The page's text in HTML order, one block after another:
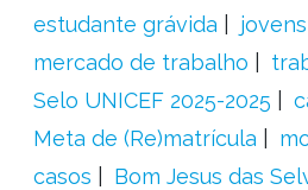
estudante grávida
jovens
mercado de trabalho
Selo UNICEF 2025-2025
Meta de (Re)matrícula
casos
Bom Jesus das